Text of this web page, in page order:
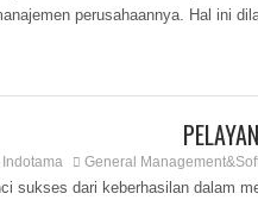
perusahaannya. Hal ini
General
sukses dari keberhasilan dalam